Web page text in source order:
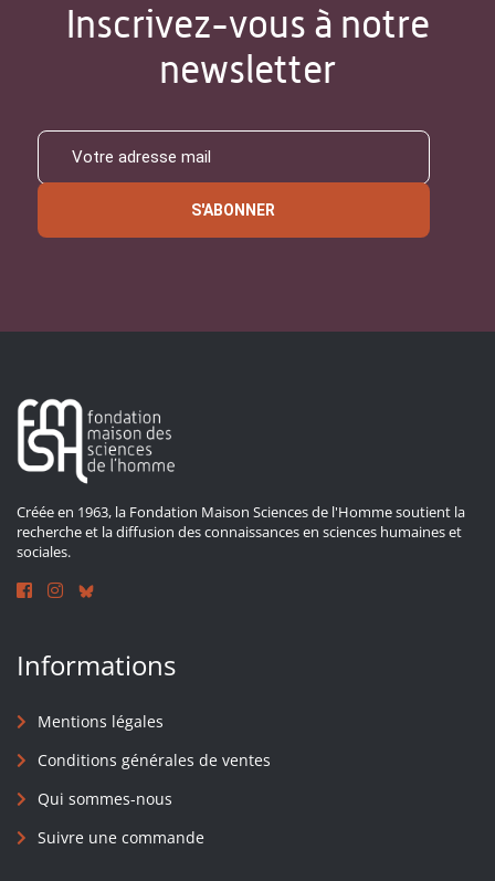
Inscrivez-vous à notre
newsletter
S'ABONNER
Créée en 1963, la Fondation Maison Sciences de l'Homme soutient la
recherche et la diffusion des connaissances en sciences humaines et
sociales.
Informations
Mentions légales
Conditions générales de ventes
Qui sommes-nous
Suivre une commande